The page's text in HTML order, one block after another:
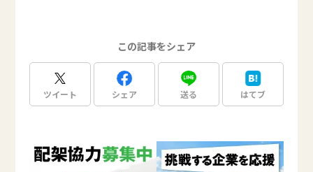
この記事をシェア
ツイート シェア 送る はてブ